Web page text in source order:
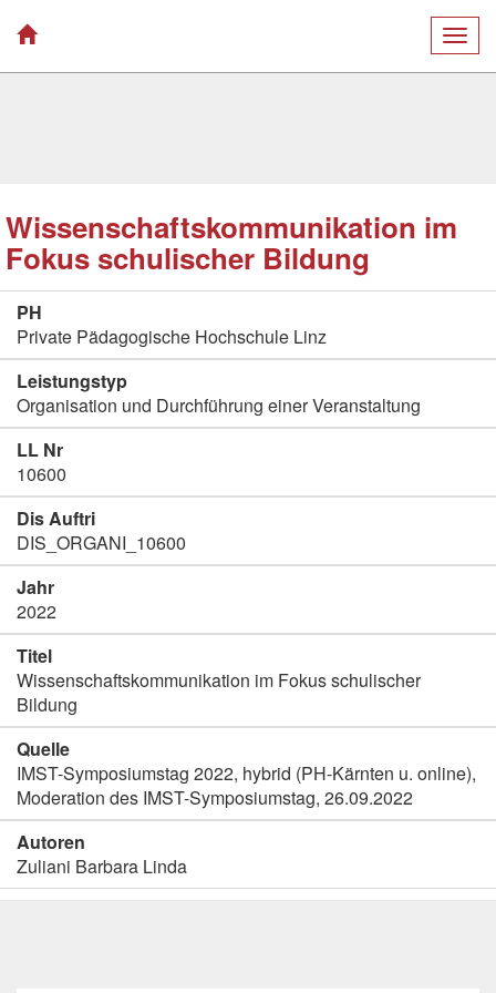
Wissenschaftskommunikation im
Fokus schulischer Bildung
PH
Private Pädagogische Hochschule Linz
Leistungstyp
Organisation und Durchführung einer Veranstaltung
LL Nr
10600
Dis Auftri
DIS_ORGANI_10600
Jahr
2022
Titel
Wissenschaftskommunikation im Fokus schulischer
Bildung
Quelle
IMST-Symposiumstag 2022, hybrid (PH-Kärnten u. online),
Moderation des IMST-Symposiumstag, 26.09.2022
Autoren
Zuliani Barbara Linda